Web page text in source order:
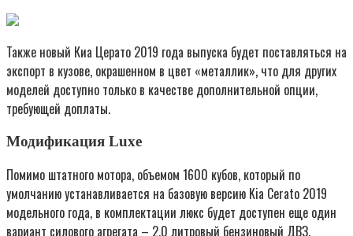
Также новый Киа Церато 2019 года выпуска будет поставляться на
экспорт в кузове, окрашенном в цвет «металлик», что для других
моделей доступно только в качестве дополнительной опции,
требующей доплаты.
Модификация Luxe
Помимо штатного мотора, объемом 1600 кубов, который по
умолчанию устанавливается на базовую версию Kia Cerato 2019
модельного года, в комплектации люкс будет доступен еще один
вариант силового агрегата – 2,0 литровый бензиновый ДВЗ,